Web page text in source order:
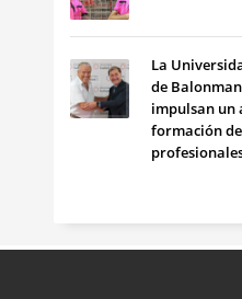
La
de
impulsan un
formación